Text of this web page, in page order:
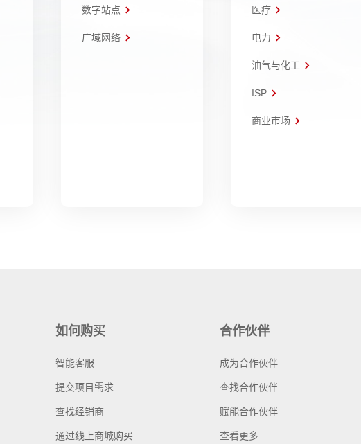
数字站点
广域网络
医疗
电力
油气与化工
ISP
商业市场
如何购买
智能客服
提交项目需求
查找经销商
通过线上商城购买
合作伙伴
成为合作伙伴
查找合作伙伴
赋能合作伙伴
查看更多